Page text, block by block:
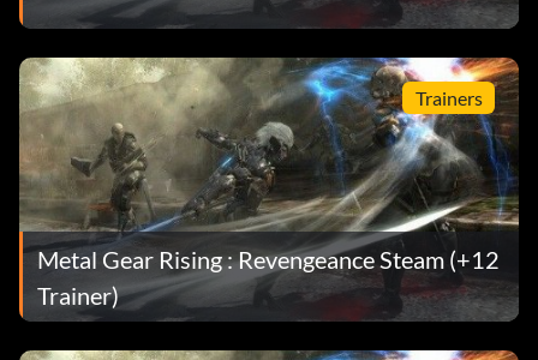
Trainers
Metal Gear Rising : Revengeance Steam (+12
Trainer)